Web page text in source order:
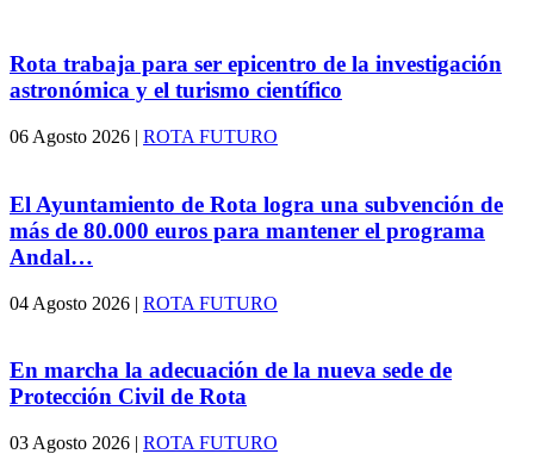
Rota trabaja para ser epicentro de la investigación
astronómica y el turismo científico
06 Agosto 2026 | ROTA FUTURO
El Ayuntamiento de Rota logra una subvención de
más de 80.000 euros para mantener el programa
Andal…
04 Agosto 2026 | ROTA FUTURO
En marcha la adecuación de la nueva sede de
Protección Civil de Rota
03 Agosto 2026 | ROTA FUTURO